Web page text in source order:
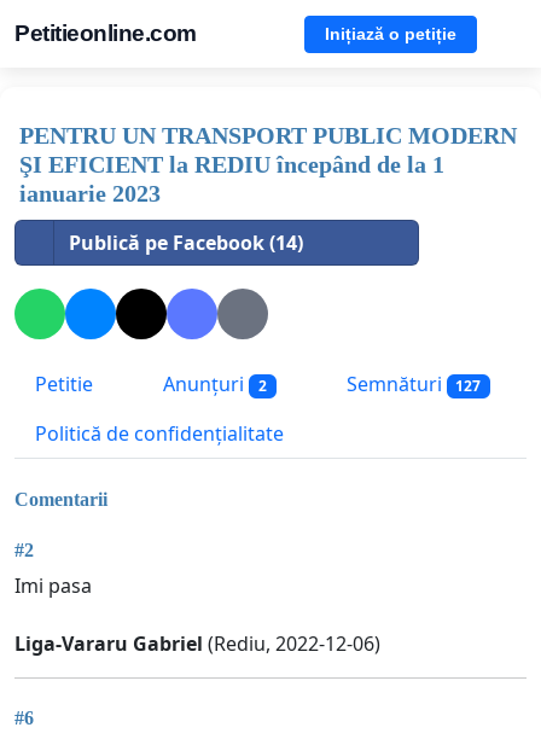
Petitieonline.com Inițiază o petiție
PENTRU UN TRANSPORT PUBLIC MODERN
ŞI EFICIENT la REDIU începând de la 1
ianuarie 2023
Publică pe Facebook (14)
Petitie Anunțuri 2 Semnături 127
Politică de confidențialitate
Comentarii
#2
Imi pasa
Liga-Vararu Gabriel (Rediu, 2022-12-06)
#6